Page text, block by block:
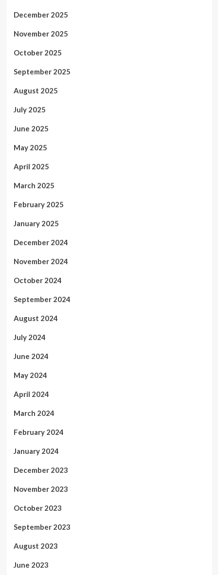
December 2025
November 2025
October 2025
September 2025
August 2025
July 2025
June 2025
May 2025
April 2025
March 2025
February 2025
January 2025
December 2024
November 2024
October 2024
September 2024
August 2024
July 2024
June 2024
May 2024
April 2024
March 2024
February 2024
January 2024
December 2023
November 2023
October 2023
September 2023
August 2023
June 2023